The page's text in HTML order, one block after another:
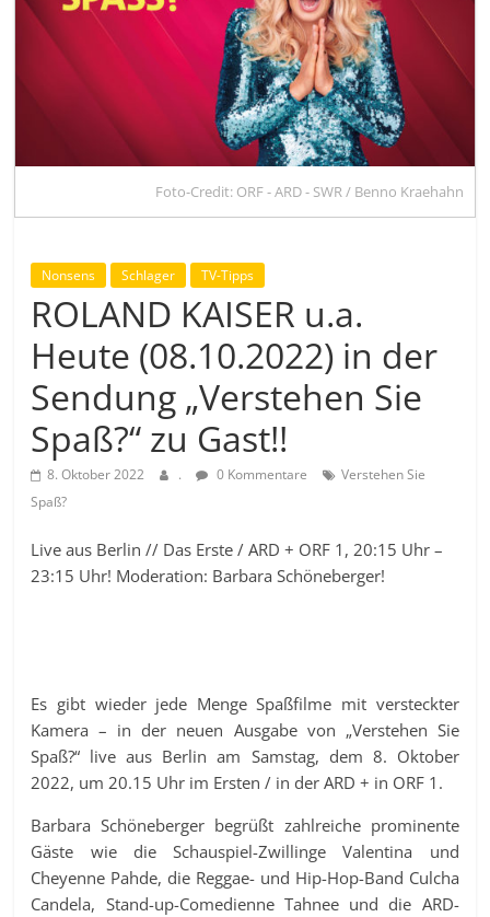
Foto-Credit: ORF - ARD - SWR / Benno Kraehahn
Nonsens Schlager TV-Tipps
ROLAND KAISER u.a.
Heute (08.10.2022) in der
Sendung „Verstehen Sie
Spaß?“ zu Gast!!
8. Oktober 2022 . 0 Kommentare
Verstehen Sie
Spaß?
Live aus Berlin // Das Erste / ARD + ORF 1, 20:15 Uhr –
23:15 Uhr! Moderation: Barbara Schöneberger!
Es gibt wieder jede Menge Spaßfilme mit versteckter
Kamera – in der neuen Ausgabe von „Verstehen Sie
Spaß?“ live aus Berlin am Samstag, dem 8. Oktober
2022, um 20.15 Uhr im Ersten / in der ARD + in ORF 1.
Barbara Schöneberger begrüßt zahlreiche prominente
Gäste wie die Schauspiel-Zwillinge Valentina und
Cheyenne Pahde, die Reggae- und Hip-Hop-Band Culcha
Candela, Stand-up-Comedienne Tahnee und die ARD-